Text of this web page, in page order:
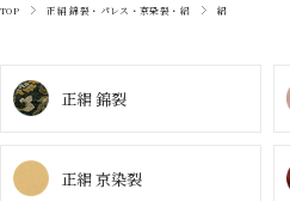
TOP 正絹 錦裂・パレス・京染裂・絽 絽
正絹 錦裂
正絹 京染裂